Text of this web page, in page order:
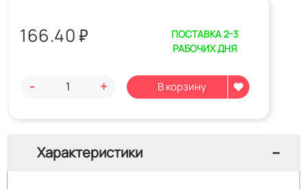
166.40₽
ПОСТАВКА 2-3
РАБОЧИХ ДНЯ
- +
Характеристики